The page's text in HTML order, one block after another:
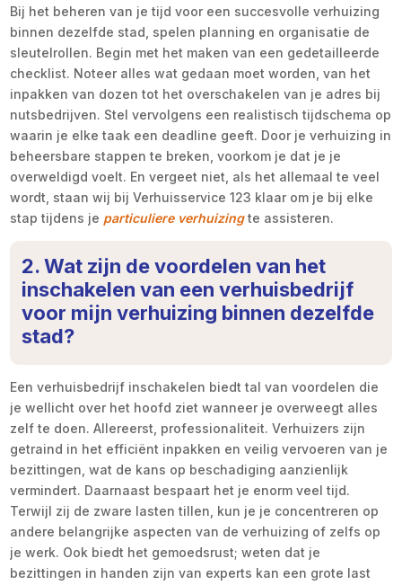
Bij het beheren van je tijd voor een succesvolle verhuizing
binnen dezelfde stad, spelen planning en organisatie de
sleutelrollen. Begin met het maken van een gedetailleerde
checklist. Noteer alles wat gedaan moet worden, van het
inpakken van dozen tot het overschakelen van je adres bij
nutsbedrijven. Stel vervolgens een realistisch tijdschema op
waarin je elke taak een deadline geeft. Door je verhuizing in
beheersbare stappen te breken, voorkom je dat je je
overweldigd voelt. En vergeet niet, als het allemaal te veel
wordt, staan wij bij Verhuisservice 123 klaar om je bij elke
stap tijdens je particuliere verhuizingte assisteren.
2. Wat zijn de voordelen van het
inschakelen van een verhuisbedrijf
voor mijn verhuizing binnen dezelfde
stad?
Een verhuisbedrijf inschakelen biedt tal van voordelen die
je wellicht over het hoofd ziet wanneer je overweegt alles
zelf te doen. Allereerst, professionaliteit. Verhuizers zijn
getraind in het efficiënt inpakken en veilig vervoeren van je
bezittingen, wat de kans op beschadiging aanzienlijk
vermindert. Daarnaast bespaart het je enorm veel tijd.
Terwijl zij de zware lasten tillen, kun je je concentreren op
andere belangrijke aspecten van de verhuizing of zelfs op
je werk. Ook biedt het gemoedsrust; weten dat je
bezittingen in handen zijn van experts kan een grote last